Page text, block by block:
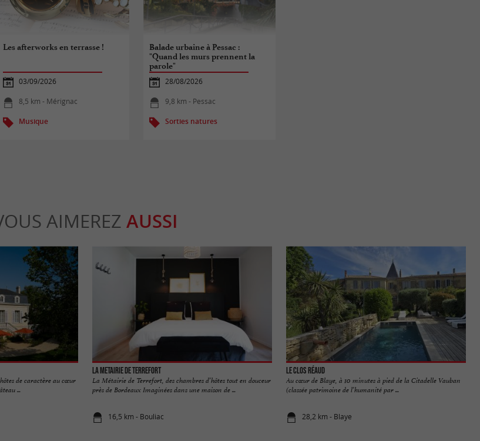
Les afterworks en terrasse !
03/09/2026
8,5 km - Mérignac
Musique
Balade urbaine à Pessac :
"Quand les murs prennent la
parole"
28/08/2026
9,8 km - Pessac
Sorties natures
AIMEREZ AUSSI
de caractère au cœur
...
La Metairie de Terrefort
La Métairie de Terrefort, des chambres d’hôtes tout en douceur
près de Bordeaux Imaginées dans une maison de ...
16,5 km - Bouliac
Le Clos Réaud
Au cœur de Blaye, à 10 minutes à pied de la Citadelle Vauban
(classée patrimoine de l’humanité par ...
28,2 km - Blaye